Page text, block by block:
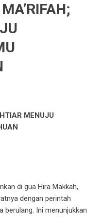
MENUJU
di gua Hira Makkah,
dengan perintah
Ini menunjukkan